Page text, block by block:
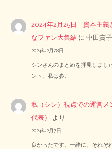
2024年2月25日 資本主義
なファン大集結 に中田賞子
2024年2月28日
シンさんのまとめを拝見しまし
ント、私は参…
私（シン）視点での運営メ
代表）
より
2024年2月7日
良かったです。一緒に、それぞ